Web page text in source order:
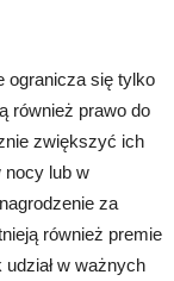
ogranicza się tylko
również prawo do
zwiększyć ich
nocy lub w
za
również premie
w ważnych